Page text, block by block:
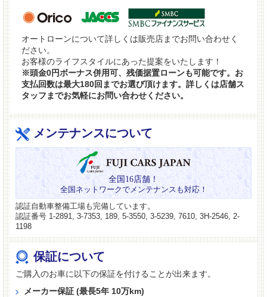
オートローンについて詳しくは販売店までお問い合わせく
ださい。
お客様のライフスタイルにあった提案をいたします！
※頭金0円ボーナス併用可、残価据置ローンも可能です。お
支払回数は最大180回までお選び頂けます。詳しくは店舗ス
タッフまでお気軽にお問い合わせください。
メンテナンスについて
全国16店舗！
全国ネットワークでメンテナンスも対応！
認証自動車整備工場も完備しています。
認証番号 1-2891, 3-7353, 189, 5-3550, 3-5239, 7610, 3H-2546, 2-
1198
保証について
ご購入のお車に以下の保証を付けることが出来ます。
メーカー保証 (最長5年 10万km)